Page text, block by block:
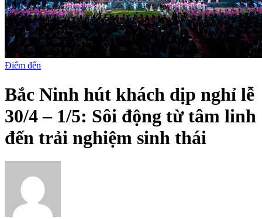
Điểm đến
Bắc Ninh hút khách dịp nghỉ lễ
30/4 – 1/5: Sôi động từ tâm linh
đến trải nghiệm sinh thái